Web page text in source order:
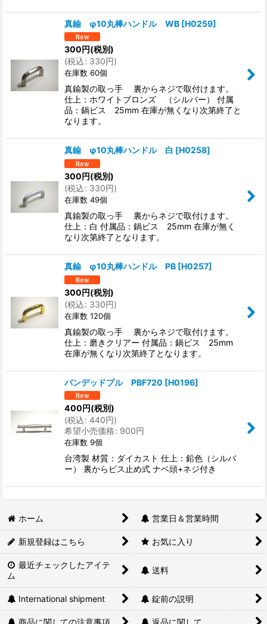
真鍮 φ10丸棒ハンドル WB [H0259]
300円(税別)
(税込: 330円)
在庫数 60個
真鍮製の取っ手 裏からネジで取付けます。
仕上：ホワイトブロンズ （シルバー） 付属
品：鍋ビス 25mm 在庫が無くなり次第終了と
なります。
真鍮 φ10丸棒ハンドル 白 [H0258]
300円(税別)
(税込: 330円)
在庫数 49個
真鍮製の取っ手 裏からネジで取付けます。
仕上：白 付属品：鍋ビス 25mm 在庫が無く
なり次第終了となります。
真鍮 φ10丸棒ハンドル PB [H0257]
300円(税別)
(税込: 330円)
在庫数 120個
真鍮製の取っ手 裏からネジで取付けます。
仕上：磨きクリアー 付属品：鍋ビス 25mm
在庫が無くなり次第終了となります。
バンデッドプル PBF720 [H0196]
400円(税別)
(税込: 440円)
希望小売価格: 900円
在庫数 9個
台湾製 材質：ダイカスト 仕上：鉛色（シルバ
ー） 裏からビス止め式 ナベ頭+ネジ付き
ホーム 営業日＆営業時間
新規登録はこちら お気に入り
最近チェックしたアイテ
ム
送料
International shipment 錠前の説明